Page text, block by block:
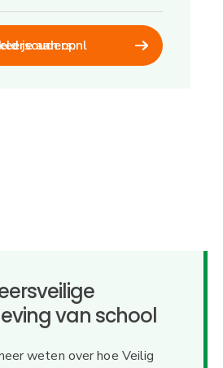
aan op Verkeersouders.nl
van school
weten over hoe Veilig